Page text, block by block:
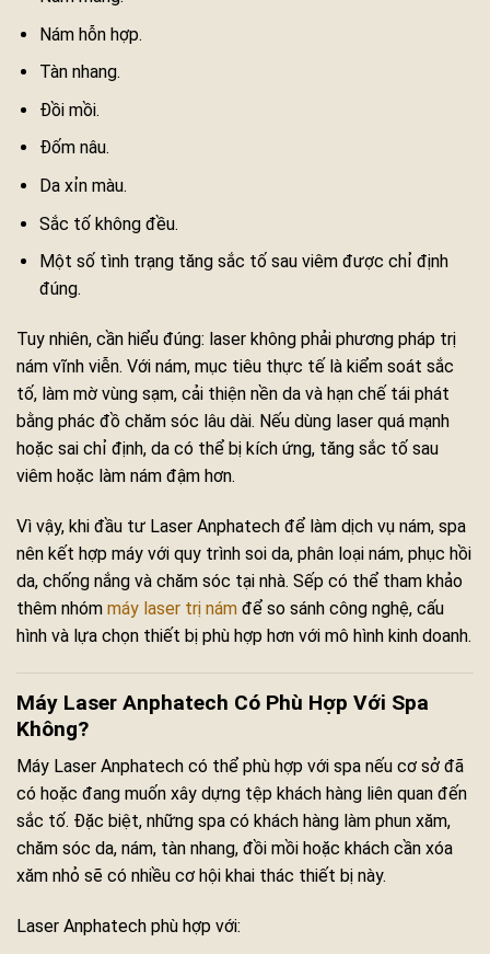
Nám hỗn hợp.
Tàn nhang.
Đồi mồi.
Đốm nâu.
Da xỉn màu.
Sắc tố không đều.
Một số tình trạng tăng sắc tố sau viêm được chỉ định
đúng.
Tuy nhiên, cần hiểu đúng: laser không phải phương pháp trị
nám vĩnh viễn. Với nám, mục tiêu thực tế là kiểm soát sắc
tố, làm mờ vùng sạm, cải thiện nền da và hạn chế tái phát
bằng phác đồ chăm sóc lâu dài. Nếu dùng laser quá mạnh
hoặc sai chỉ định, da có thể bị kích ứng, tăng sắc tố sau
viêm hoặc làm nám đậm hơn.
Vì vậy, khi đầu tư Laser Anphatech để làm dịch vụ nám, spa
nên kết hợp máy với quy trình soi da, phân loại nám, phục hồi
da, chống nắng và chăm sóc tại nhà. Sếp có thể tham khảo
thêm nhóm máy laser trị nám để so sánh công nghệ, cấu
hình và lựa chọn thiết bị phù hợp hơn với mô hình kinh doanh.
Máy Laser Anphatech Có Phù Hợp Với Spa
Không?
Máy Laser Anphatech có thể phù hợp với spa nếu cơ sở đã
có hoặc đang muốn xây dựng tệp khách hàng liên quan đến
sắc tố. Đặc biệt, những spa có khách hàng làm phun xăm,
chăm sóc da, nám, tàn nhang, đồi mồi hoặc khách cần xóa
xăm nhỏ sẽ có nhiều cơ hội khai thác thiết bị này.
Laser Anphatech phù hợp với: